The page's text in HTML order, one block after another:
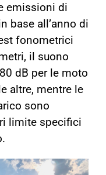
emissioni di
base all’anno di
fonometrici
il suono
dB per le moto
altre, mentre le
sono
limite specifici